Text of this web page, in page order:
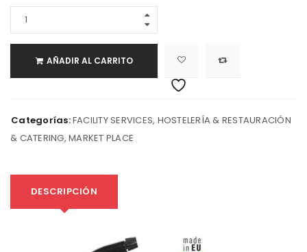
AÑADIR AL CARRITO
Categorías:FACILITY SERVICES, HOSTELERÍA & RESTAURACIÓN
& CATERING, MARKET PLACE
DESCRIPCIÓN